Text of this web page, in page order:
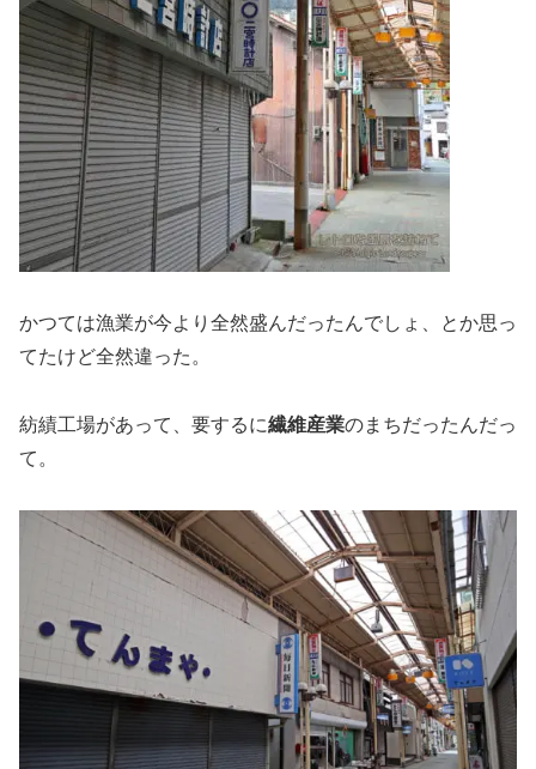
かつては漁業が今より全然盛んだったんでしょ、とか思っ
てたけど全然違った。
紡績工場があって、要するに繊維産業のまちだったんだっ
て。